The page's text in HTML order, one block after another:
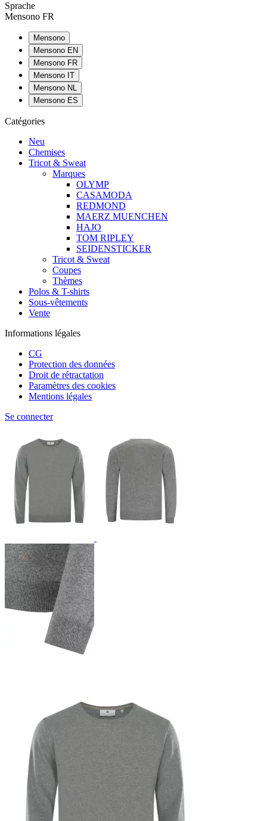
Sprache
Mensono FR
Mensono
Mensono EN
Mensono FR
Mensono IT
Mensono NL
Mensono ES
Catégories
Neu
Chemises
Tricot & Sweat
Marques
OLYMP
CASAMODA
REDMOND
MAERZ MUENCHEN
HAJO
TOM RIPLEY
SEIDENSTICKER
Tricot & Sweat
Coupes
Thèmes
Polos & T-shirts
Sous-vêtements
Vente
Informations légales
CG
Protection des données
Droit de rétractation
Paramètres des cookies
Mentions légales
Se connecter